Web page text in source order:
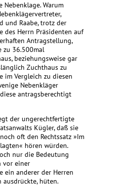
Warum
und Raabe, trotz der
des Herrn Präsidenten auf
Antragstellung,
zu 36.500mal
beziehungsweise gar
Zuchthaus zu
im Vergleich zu diesen
Nebenkläger
antragsberechtigt
der ungerechtfertigte
Kügler, daß sie
oft den Rechtssatz »Im
hören würden.
nur die Bedeutung
vor einer
ein anderer der Herren
ausdrückte, hüten.